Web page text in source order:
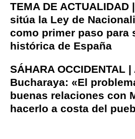
TEMA DE
sitúa la Ley de
como primer paso para
histórica de España
SÁHARA OCCIDENTAL
Bucharaya: «El
buenas relaciones con
hacerlo a costa del